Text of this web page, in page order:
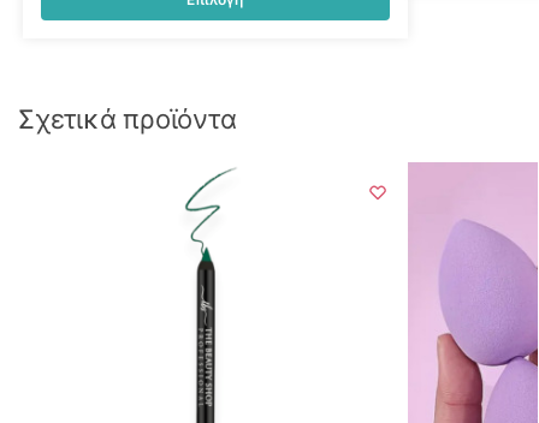
Σχετικά προϊόντα